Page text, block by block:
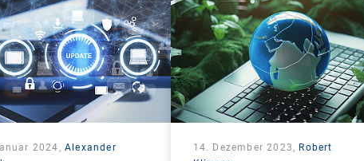
2024, Alexander
14. Dezember 2023, Robert